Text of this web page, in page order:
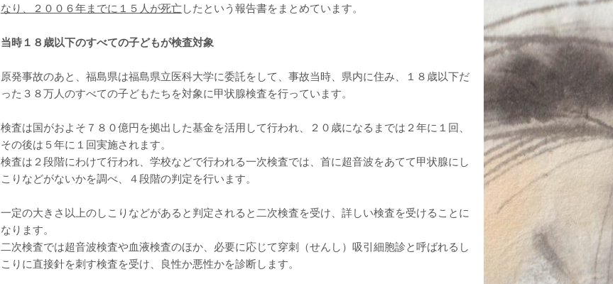
なり、２００６年までに１５人が死亡したという報告書をまとめています。
当時１８歳以下のすべての子どもが検査対象
原発事故のあと、福島県は福島県立医科大学に委託をして、事故当時、県内に住み、１８歳以下だ
った３８万人のすべての子どもたちを対象に甲状腺検査を行っています。
検査は国がおよそ７８０億円を拠出した基金を活用して行われ、２０歳になるまでは２年に１回、
その後は５年に１回実施されます。
検査は２段階にわけて行われ、学校などで行われる一次検査では、首に超音波をあてて甲状腺にし
こりなどがないかを調べ、４段階の判定を行います。
一定の大きさ以上のしこりなどがあると判定されると二次検査を受け、詳しい検査を受けることに
なります。
二次検査では超音波検査や血液検査のほか、必要に応じて穿刺（せんし）吸引細胞診と呼ばれるし
こりに直接針を刺す検査を受け、良性か悪性かを診断します。